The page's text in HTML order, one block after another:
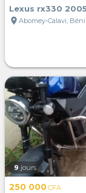
Lexus rx330 2005
location_on Abomey-Calavi,
9 jours
250 000CFA